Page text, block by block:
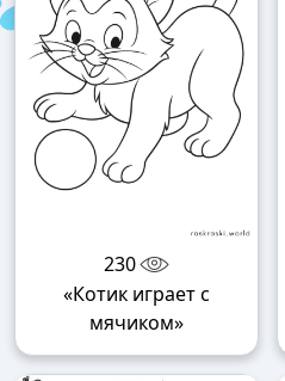
230
«Котик играет с
мячиком»